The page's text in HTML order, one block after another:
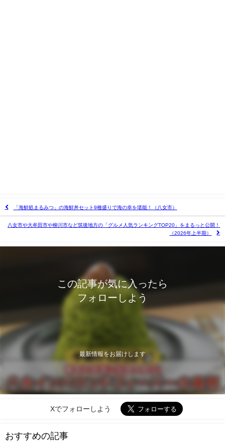
「海鮮処まるみつ」の海鮮丼セット9種盛りで海の幸を堪能！（八女市）
八女市や大牟田市や柳川市など筑後地方の「グルメ人気ランキングTOP20」をまるっと公開！
（2026年上半期）
この記事が気に入ったら
フォローしよう
最新情報をお届けします
Xでフォローしよう
おすすめの記事